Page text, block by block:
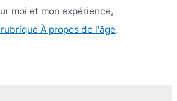
moi et mon expérience,
À propos de l'âge.